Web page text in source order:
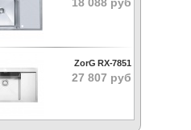
ZorG RX-7851
27 807 руб